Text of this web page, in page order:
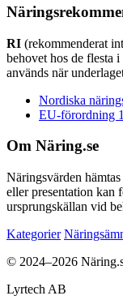
RI (rekommenderat
behovet hos de flesta
används när
Nordiska
EU-förordning
Om Näring.se
Näringsvärden
eller presentation kan
ursprungskällan vid
Kategorier
© 2024–2026
Lyrtech AB